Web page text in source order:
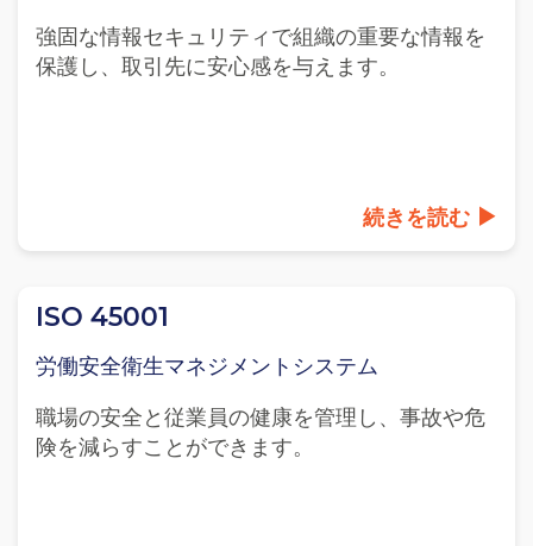
強固な情報セキュリティで組織の重要な情報を
保護し、取引先に安心感を与えます。
続きを読む
ISO 45001
労働安全衛生マネジメントシステム
職場の安全と従業員の健康を管理し、事故や危
険を減らすことができます。